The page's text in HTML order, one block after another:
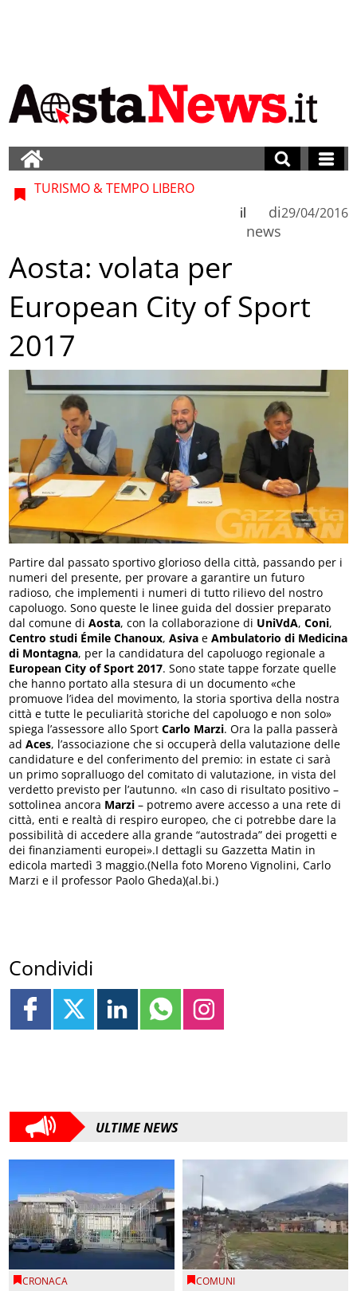
TURISMO & TEMPO LIBERO
di
news
il 29/04/2016
Aosta: volata per
European City of Sport
2017
Partire dal passato sportivo glorioso della città, passando per i
numeri del presente, per provare a garantire un futuro
radioso, che implementi i numeri di tutto rilievo del nostro
capoluogo. Sono queste le linee guida del dossier preparato
dal comune diAosta, con la collaborazione di UniVdA,Coni,
Centro studi Émile Chanoux,Asiva eAmbulatorio di Medicina
di Montagna, per la candidatura del capoluogo regionale a
European City of Sport 2017. Sono state tappe forzate quelle
che hanno portato alla stesura di un documento «che
promuove l’idea del movimento, la storia sportiva della nostra
città e tutte le peculiarità storiche del capoluogo e non solo»
spiega l’assessore allo SportCarlo Marzi. Ora la palla passerà
adAces, l’associazione che si occuperà della valutazione delle
candidature e del conferimento del premio: in estate ci sarà
un primo sopralluogo del comitato di valutazione, in vista del
verdetto previsto per l’autunno. «In caso di risultato positivo –
sottolinea ancora Marzi – potremo avere accesso a una rete di
città, enti e realtà di respiro europeo, che ci potrebbe dare la
possibilità di accedere alla grande “autostrada” dei progetti e
dei finanziamenti europei».I dettagli su Gazzetta Matin in
edicola martedì 3 maggio.(Nella foto Moreno Vignolini, Carlo
Marzi e il professor Paolo Gheda)(al.bi.)
Condividi
ULTIME NEWS
CRONACA COMUNI